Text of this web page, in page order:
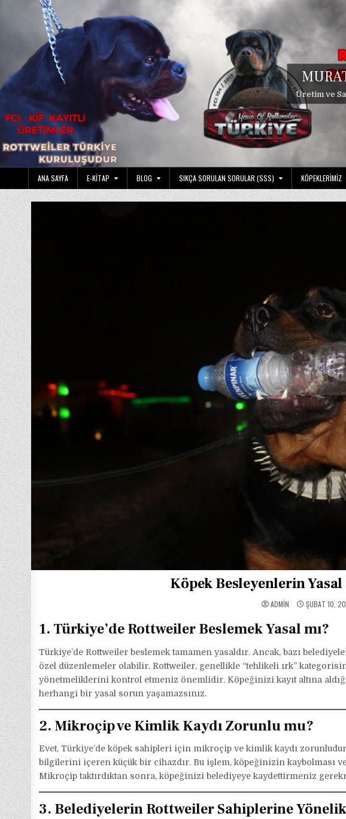
Üretim ve
ANA SAYFA E-KITAP BLOG SIKÇA SORULAN SORULAR (SSS) KÖPEKLERIMIZ
Köpek Besleyenlerin
ADMIN ŞUBAT 10,
1. Türkiye’de Rottweiler Beslemek Yasal mı?
Türkiye’de Rottweiler beslemek tamamen yasaldır. Ancak, bazı
özel düzenlemeler olabilir. Rottweiler, genellikle “tehlikeli ırk”
yönetmeliklerini kontrol etmeniz önemlidir. Köpeğinizi kayıt altına
herhangi bir yasal sorun yaşamazsınız.
2. Mikroçip ve Kimlik Kaydı Zorunlu mu?
Evet, Türkiye’de köpek sahipleri için mikroçip ve kimlik kaydı
bilgilerini içeren küçük bir cihazdır. Bu işlem, köpeğinizin kaybolması
Mikroçip taktırdıktan sonra, köpeğinizi belediyeye kaydettirmeniz
3. Belediyelerin Rottweiler Sahiplerine